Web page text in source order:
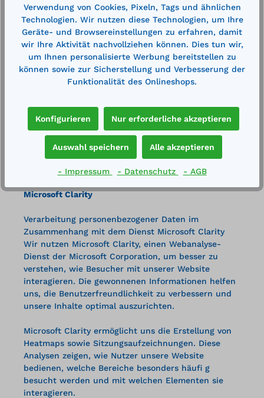
folgenden Link
(http://tools.google.com/dlpage/gaoptout?hl=de)
verfügbare Browser-Plugin herunterladen und
installieren. Nähere Informationen zu
Nutzungsbedingungen und Datenschutz finden Sie
unter http://www.google.com/analytics/terms/de.htm
Wir weisen Sie darauf hin, dass auf dieser Website
Google Analytics um den Code „anonymizeIp“
erweitert wurde, um eine anonymisierte Erfassung
von IP-Adressen zu gewährleisten.
Microsoft Clarity
Verarbeitung personenbezogener Daten im
Zusammenhang mit dem Dienst Microsoft Clarity
Wir nutzen Microsoft Clarity, einen Webanalyse-
Dienst der Microsoft Corporation, um besser zu
verstehen, wie Besucher mit unserer Website
interagieren. Die gewonnenen Informationen helfen
uns, die Benutzerfreundlichkeit zu verbessern und
unsere Inhalte optimal auszurichten.
Microsoft Clarity ermöglicht uns die Erstellung von
Heatmaps sowie Sitzungsaufzeichnungen. Diese
Analysen zeigen, wie Nutzer unsere Website
bedienen, welche Bereiche besonders häufi g
besucht werden und mit welchen Elementen sie
interagieren.
Verwendung von Cookies, Pixeln, Tags und ähnlichen
Technologien. Wir nutzen diese Technologien, um Ihre
Geräte- und Browsereinstellungen zu erfahren, damit
wir Ihre Aktivität nachvollziehen können. Dies tun wir,
um Ihnen personalisierte Werbung bereitstellen zu
können sowie zur Sicherstellung und Verbesserung der
Funktionalität des Onlineshops.
Konfigurieren Nur erforderliche akzeptieren
Auswahl speichern Alle akzeptieren
- Impressum - Datenschutz - AGB